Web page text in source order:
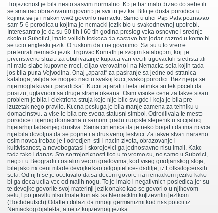
Trojezicnost je bila nesto sasvim normalno. Ko je bar malo drzao do sebe ili
se smatrao obrazovanim govorio je sva tri jezika. Bilo je dosta porodica u
kojima se je i nakon ww2 govorilo nemacki. Samo u ulici Pap Pala poznavao
sam 5-6 porodica u kojima je nemacki jezik bio u svakodnevnoj upotrebi.
Interesantno je da su 50-tih i 60-tih godina proslog veka osnovne i srednje
skole u Subotici, imale velikih teskoca da sastave bar jedan razred u kome bi
se ucio engleski jezik. O ruskom da i ne govorimo. Svi su u to vreme
preferirali nemacki jezik. Trgovac Konrath je svojim katalogom, koji je
prvenstveno sluzio za obuhvatanje kupaca van vecih trgovackih sredista ali
ni malo slabe kupovne moci, ciljao verovatno i na Nemacka sela kojih tada
jos bila puna Vojvodina. Onaj „aparat“ za pasiranje sa jedne od stranica
kataloga, valjda se mogao naci u svakoj kuci, svakoj porodici. Bez njega se
nije mogla kuvati „paradicka“. Kucni aparati i bela tehnika su tek poceli da
pristizu, uglavnom sa druge strane okeana. Osim visoke cene za takve stvari
problem je bila i elektricna struja koje nije bilo svugde i koja je bila pre
izuzetak nego pravilo. Kucna posluga je bila manje zamena za tehniku u
domacinstvu, a vise je bila pre svega statusni simbol. Odredjivala je mesto
porodice i njenog domacina u samom gradu i uopste stepenik u socijalnoj
hijerarhiji tadasnjeg drustva. Sama cinjenica da je neko bogat i da ima novca
nije bila dovoljna da se popne na drustvenoj lestvici. Za takve stvari naravno
osim novca trebao je i odredjeni stil i nacin zivota, obrazovanje i
kultivisanost, a novobogatasi i skorojevici ga jednostavno nisu imali. Kako
tada tako i danas. Sto se trojezicnosti tice u to vreme su, ne samo u Subotici,
nego i u Beogradu i ostalim vecim gradovima, kod viseg gradjanskog sloja,
bile jako na ceni mlade devojke kao odgojiteljice- dadilje, iz Folksdojcerskih
sela. Od njih se je ocekivalo da sa decom govore na nemackom jeziku kako
bi ga deca ucila vec od malih nogu. To je imalo i negativnich posledica jer su
te devojke govorile svoj materinji jezik onako kao se govorilo u njihovom
selu, i po pravilu nisu imale kontakt sa Nemackim knjizevnim jezikom
(Hochdeutsch) Odatle i dolazi da mnogi germanizmi kod nas poticu iz
Nemackog dijalekta, a ne iz knjizevnog jezika.